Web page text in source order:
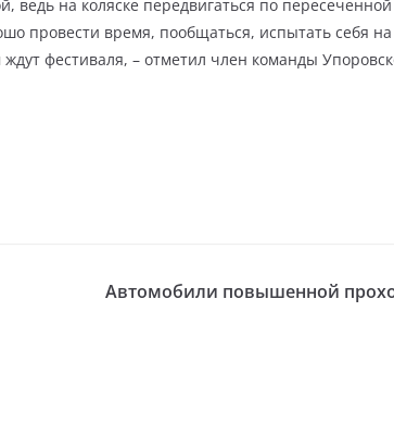
ведь на коляске передвигаться по
провести время, пообщаться, испытать себя
фестиваля, – отметил член команды
Автомобили повышенной